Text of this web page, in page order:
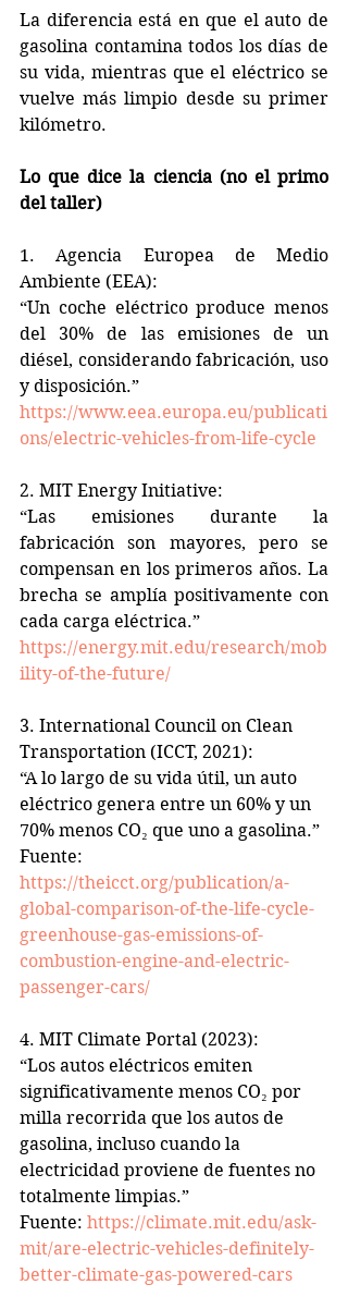
La diferencia está en que el auto de
gasolina contamina todos los días de
su vida, mientras que el eléctrico se
vuelve más limpio desde su primer
kilómetro.
Lo que dice la ciencia (no el primo
del taller)
1. Agencia Europea de Medio
Ambiente (EEA):
“Un coche eléctrico produce menos
del 30% de las emisiones de un
diésel, considerando fabricación, uso
y disposición.”
https://www.eea.europa.eu/publicati
ons/electric-vehicles-from-life-cycle
2. MIT Energy Initiative:
“Las emisiones durante la
fabricación son mayores, pero se
compensan en los primeros años. La
brecha se amplía positivamente con
cada carga eléctrica.”
https://energy.mit.edu/research/mob
ility-of-the-future/
3. International Council on Clean
Transportation (ICCT, 2021):
“A lo largo de su vida útil, un auto
eléctrico genera entre un 60% y un
70% menos CO₂ que uno a gasolina.”
Fuente:
https://theicct.org/publication/a-
global-comparison-of-the-life-cycle-
greenhouse-gas-emissions-of-
combustion-engine-and-electric-
passenger-cars/
4. MIT Climate Portal (2023):
“Los autos eléctricos emiten
significativamente menos CO₂ por
milla recorrida que los autos de
gasolina, incluso cuando la
electricidad proviene de fuentes no
totalmente limpias.”
Fuente: https://climate.mit.edu/ask-
mit/are-electric-vehicles-definitely-
better-climate-gas-powered-cars